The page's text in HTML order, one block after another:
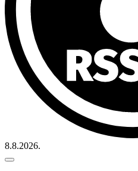
8.8.2026.